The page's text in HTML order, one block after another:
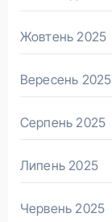
Жовтень 2025
Вересень 2025
Серпень 2025
Липень 2025
Червень 2025